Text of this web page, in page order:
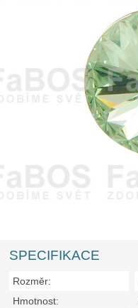
SPECIFIKACE
Rozměr:
Hmotnost: